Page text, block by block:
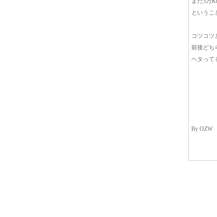
というこ
コツコツ
前後どち
ヘタって
By OZW